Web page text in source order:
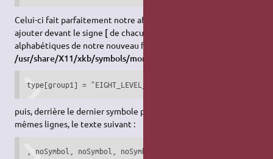
Celui-ci fait parfaitement notre affaire. Nous allons donc
ajouter devant le signe [de chacune des lignes de touches
alphabétiques de notre nouveau fichier
/usr/share/X11/xkb/symbols/mon_fr_bépo
type[group1] = "EIGHT_LEVEL_ALPHABETIC",
puis, derrière le dernier symbole précédant le signe
mêmes lignes, le texte suivant :
, noSymbol, noSymbol, noSymbol, noSymbol